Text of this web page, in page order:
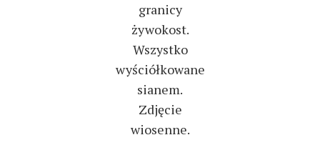
granicy
żywokost.
Wszystko
wyściółkowane
sianem.
Zdjęcie
wiosenne.